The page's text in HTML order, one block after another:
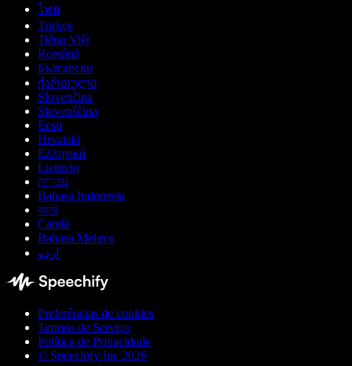
ไทย
Türkçe
Tiếng Việt
Română
Български
ქართული
Slovenčina
Slovenščina
Eesti
Hrvatski
Ελληνικά
Lietuvių
עברית
Bahasa Indonesia
বাংলা
Català
Bahasa Melayu
اردو
Preferências de cookies
Termos de Serviço
Política de Privacidade
© Speechify Inc 2026